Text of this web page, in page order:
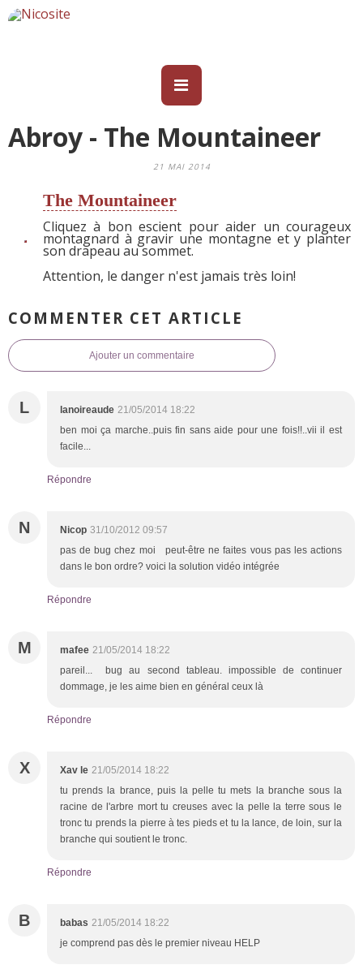
Abroy - The Mountaineer
21 MAI 2014
The Mountaineer
Cliquez à bon escient pour aider un courageux
montagnard à gravir une montagne et y planter
son drapeau au sommet.
Attention, le danger n'est jamais très loin!
COMMENTER CET ARTICLE
Ajouter un commentaire
L lanoireaude 21/05/2014 18:22
ben moi ça marche..puis fin sans aide pour une fois!!..vii il est
facile...
Répondre
N Nicop 31/10/2012 09:57
pas de bug chez moi peut-être ne faites vous pas les actions
dans le bon ordre? voici la solution vidéo intégrée
Répondre
M mafee 21/05/2014 18:22
pareil... bug au second tableau. impossible de continuer
dommage, je les aime bien en général ceux là
Répondre
X Xav le 21/05/2014 18:22
tu prends la brance, puis la pelle tu mets la branche sous la
racine de l'arbre mort tu creuses avec la pelle la terre sous le
tronc tu prends la pierre à tes pieds et tu la lance, de loin, sur la
branche qui soutient le tronc.
Répondre
B babas 21/05/2014 18:22
je comprend pas dès le premier niveau HELP